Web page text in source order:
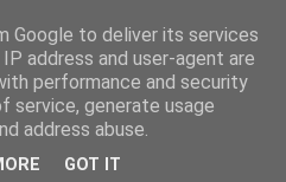
de Javier
Google to deliver its services
address and user-agent are
performance and security
service, generate usage
address abuse.
GOT IT